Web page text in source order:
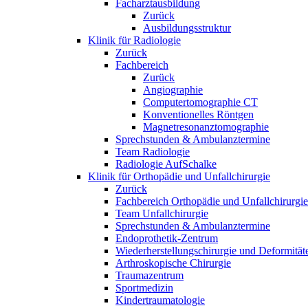
Facharztausbildung
Zurück
Ausbildungsstruktur
Klinik für Radiologie
Zurück
Fachbereich
Zurück
Angiographie
Computertomographie CT
Konventionelles Röntgen
Magnetresonanztomographie
Sprechstunden & Ambulanztermine
Team Radiologie
Radiologie AufSchalke
Klinik für Orthopädie und Unfallchirurgie
Zurück
Fachbereich Orthopädie und Unfallchirurgie
Team Unfallchirurgie
Sprechstunden & Ambulanztermine
Endoprothetik-Zentrum
Wiederherstellungschirurgie und
Arthroskopische Chirurgie
Traumazentrum
Sportmedizin
Kindertraumatologie